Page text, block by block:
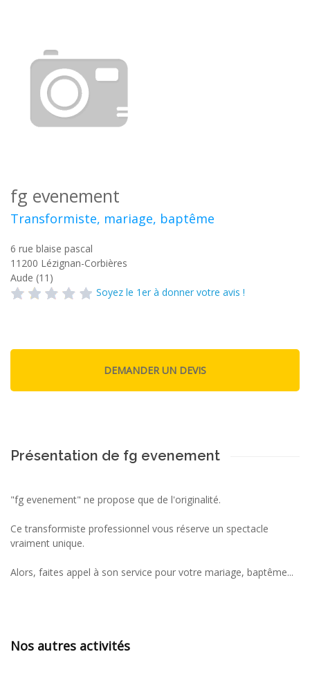
fg evenement
Transformiste, mariage, baptême
6 rue blaise pascal
11200 Lézignan-Corbières
Aude (11)
Soyez le 1er à donner votre avis !
Présentation de fg evenement
"fg evenement" ne propose que de l'originalité.
Ce transformiste professionnel vous réserve un spectacle
vraiment unique.
Alors, faites appel à son service pour votre mariage, baptême...
Nos autres activités